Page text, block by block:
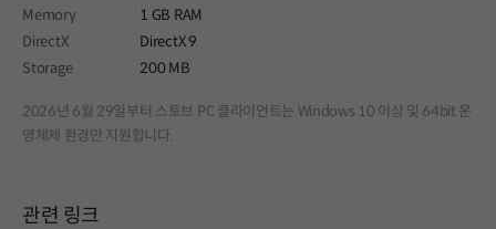
Memory
1 GB RAM
DirectX
DirectX 9
Storage
200 MB
2026년 6월 29일부터 스토브 PC 클라이언트는 Windows 10 이상 및 64bit 운
영체제 환경만 지원합니다.
관련 링크